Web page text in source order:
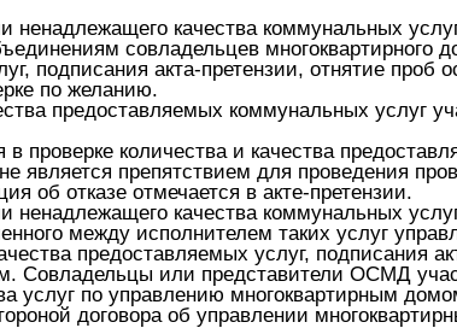
качества коммунальных
совладельцев многоквартирного
подписания акта-претензии, отнятие
по желанию.
предоставляемых коммунальных услуг
количества и качества
является препятствием для проведения
об отказе отмечается в акте-претензии.
качества коммунальных
между исполнителем таких услуг
предоставляемых услуг, подписания
или представители ОСМД
услуг по управлению многоквартирным
договора об управлении